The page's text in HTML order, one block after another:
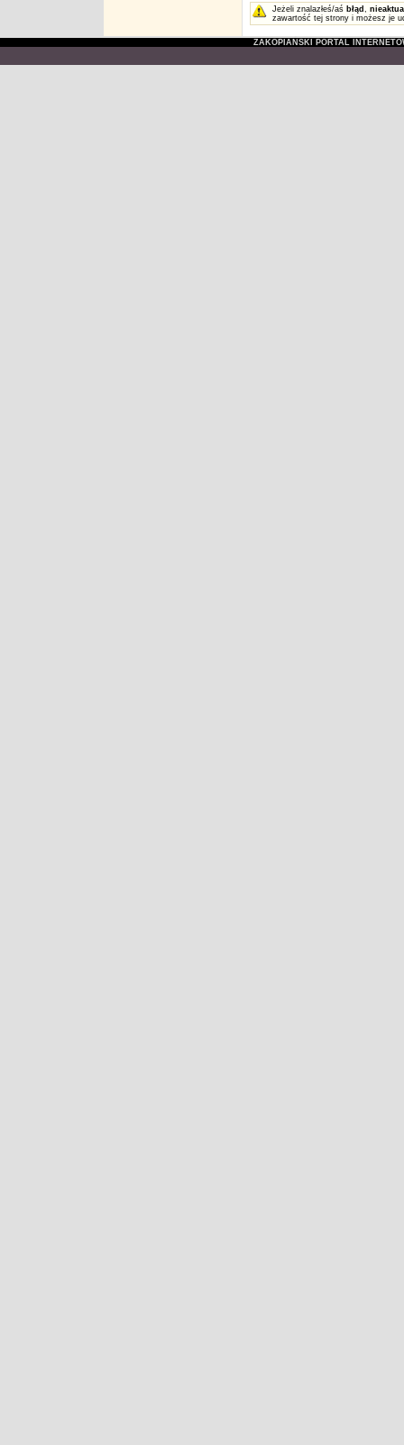
Jeżeli znalazłeś/aś błąd ,
zawartość tej strony i możesz je
ZAKOPIAŃSKI PORTAL